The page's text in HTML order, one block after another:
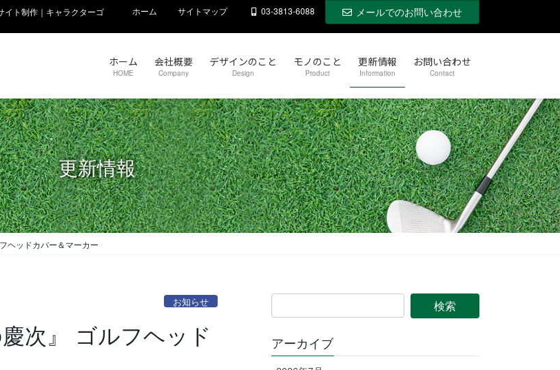
イト制作｜キャラクターゴ
ホーム サイトマップ 03-3813-6088 メールでのお問い合わせ
ホーム
HOME
会社概要
Company
デザインのこと
Design
モノのこと
Product
更新情報
Information
お問い合わせ
Contact
更新情報
ヘッドカバー＆マーカー
お知らせ
次』 ゴルフヘッド
アーカイブ